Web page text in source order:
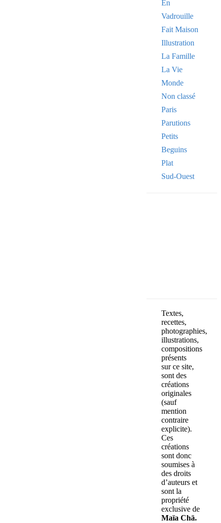
En
Vadrouille
Fait Maison
Illustration
La Famille
La Vie
Monde
Non classé
Paris
Parutions
Petits
Beguins
Plat
Sud-Ouest
Textes,
recettes,
photographies,
illustrations,
compositions
présents
sur ce site,
sont des
créations
originales
(sauf
mention
contraire
explicite).
Ces
créations
sont donc
soumises à
des droits
d’auteurs et
sont la
propriété
exclusive de
Maïa Chä.